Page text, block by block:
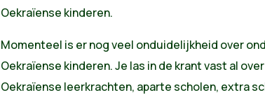
Oekraïense kinderen.
Momenteel is er nog veel onduidelijkheid over
Oekraïense kinderen. Je las in de krant vast al
Oekraïense leerkrachten, aparte scholen, extra